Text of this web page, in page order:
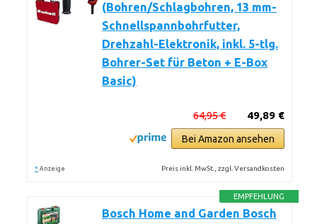
(Bohren/Schlagbohren, 13 mm-
Schnellspannbohrfutter,
Drehzahl-Elektronik, inkl. 5-tlg.
Bohrer-Set für Beton + E-Box
Basic)
49,89 €
64,95 €
Bei Amazon ansehen
* Anzeige Preis inkl. MwSt., zzgl. Versandkosten
EMPFEHLUNG
Bosch Home and Garden Bosch